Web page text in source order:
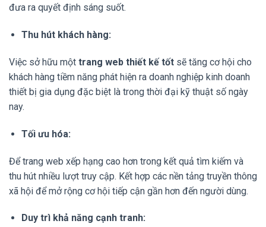
đưa ra quyết định sáng suốt.
Thu hút khách hàng:
Việc sở hữu một trang web thiết kế tốt sẽ tăng cơ hội cho
khách hàng tiềm năng phát hiện ra doanh nghiệp kinh doanh
thiết bị gia dụng đặc biệt là trong thời đại kỹ thuật số ngày
nay.
Tối ưu hóa:
Để trang web xếp hạng cao hơn trong kết quả tìm kiếm và
thu hút nhiều lượt truy cập. Kết hợp các nền tảng truyền thông
xã hội để mở rộng cơ hội tiếp cận gần hơn đến người dùng.
Duy trì khả năng cạnh tranh: